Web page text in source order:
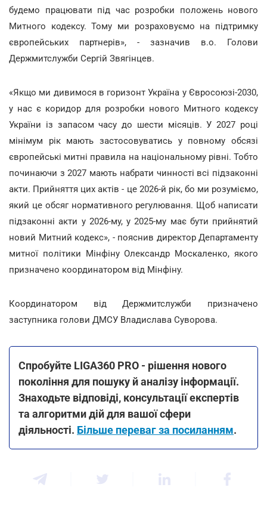
будемо працювати під час розробки положень нового
Митного кодексу. Тому ми розраховуємо на підтримку
європейських партнерів», - зазначив в.о. Голови
Держмитслужби Сергій Звягінцев.
«Якщо ми дивимося в горизонт Україна у Євросоюзі-2030,
у нас є коридор для розробки нового Митного кодексу
України із запасом часу до шести місяців. У 2027 році
мінімум рік мають застосовуватись у повному обсязі
європейські митні правила на національному рівні. Тобто
починаючи з 2027 мають набрати чинності всі підзаконні
акти. Прийняття цих актів - це 2026-й рік, бо ми розуміємо,
який це обсяг нормативного регулювання. Щоб написати
підзаконні акти у 2026-му, у 2025-му має бути прийнятий
новий Митний кодекс», - пояснив директор Департаменту
митної політики Мінфіну Олександр Москаленко, якого
призначено координатором від Мінфіну.
Координатором від Держмитслужби призначено
заступника голови ДМСУ Владислава Суворова.
Спробуйте LIGA360 PRO - рішення нового
покоління для пошуку й аналізу інформації.
Знаходьте відповіді, консультації експертів
та алгоритми дій для вашої сфери
діяльності. Більше переваг за посиланням.